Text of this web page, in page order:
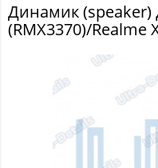
Динамик (speaker)
(RMX3370)/Realme